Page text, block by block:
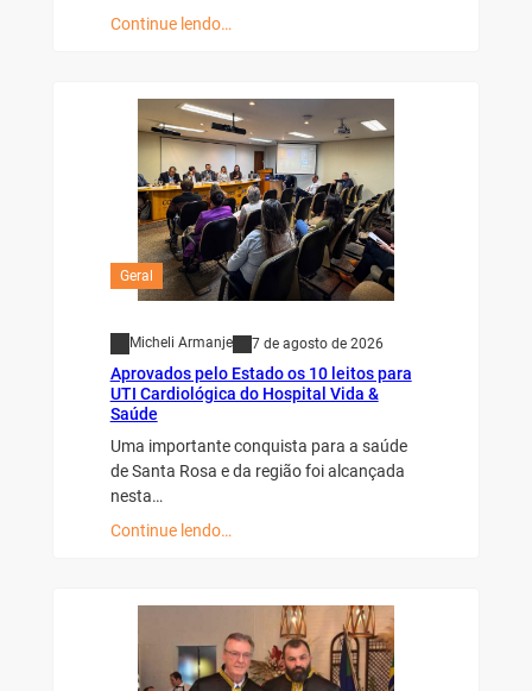
Continue lendo…
Geral
Micheli Armanje 7 de agosto de 2026
Aprovados pelo Estado os 10 leitos para
UTI Cardiológica do Hospital Vida &
Saúde
Uma importante conquista para a saúde
de Santa Rosa e da região foi alcançada
nesta…
Continue lendo…